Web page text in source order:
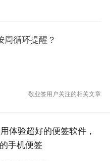
周循环提醒？
敬业签用户关注的相关文章
体验超好的便签软件，
手机便签